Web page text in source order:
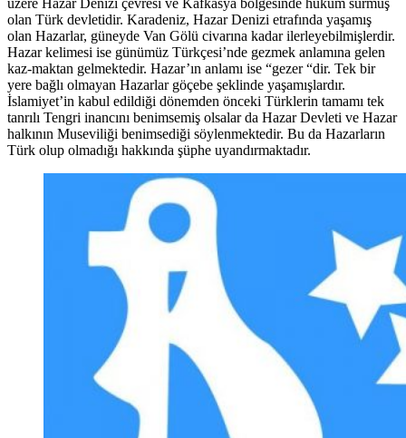
olan Türk devletidir. Karadeniz, Hazar Denizi etrafında yaşamış
olan Hazarlar, güneyde Van Gölü civarına kadar ilerleyebilmişlerdir.
Hazar kelimesi ise günümüz Türkçesi’nde gezmek anlamına gelen
kaz-maktan gelmektedir. Hazar’ın anlamı ise “gezer “dir. Tek bir
yere bağlı olmayan Hazarlar göçebe şeklinde yaşamışlardır.
İslamiyet’in kabul edildiği dönemden önceki Türklerin tamamı tek
tanrılı Tengri inancını benimsemiş olsalar da Hazar Devleti ve Hazar
halkının Museviliği benimsediği söylenmektedir. Bu da Hazarların
Türk olup olmadığı hakkında şüphe uyandırmaktadır.